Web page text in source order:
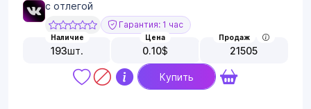
с отлегой
Гарантия: 1 час
Наличие
193шт.
Цена
0.10$
Продаж
21505
Купить